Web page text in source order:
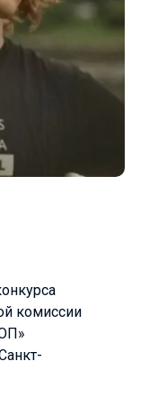
комиссии